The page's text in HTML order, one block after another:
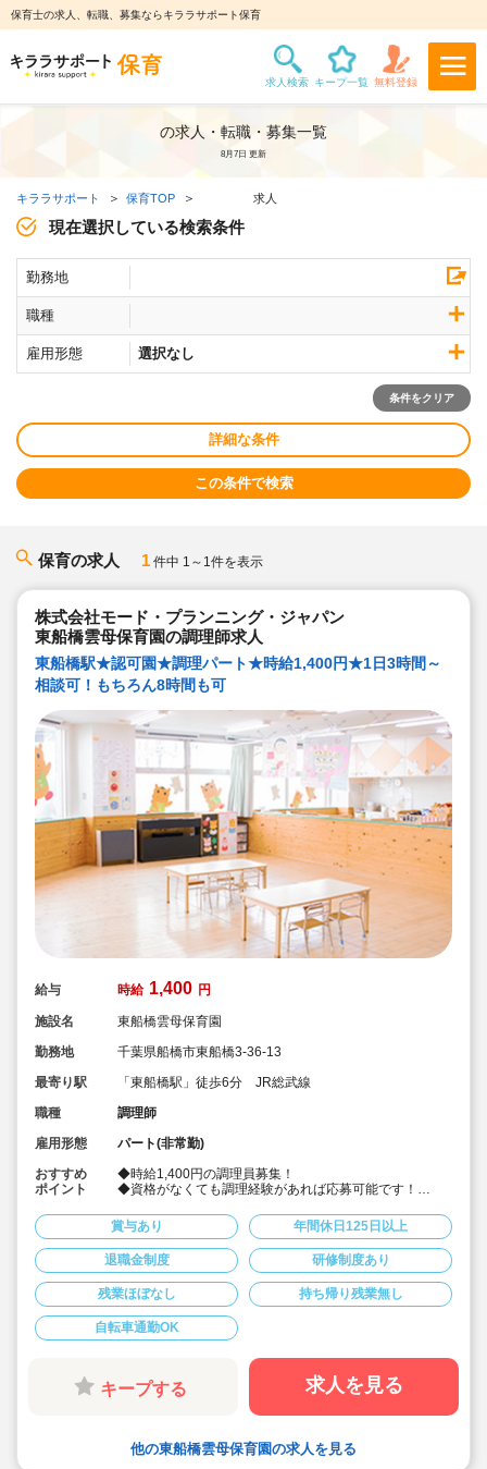
保育士の求人、転職、募集ならキララサポート保育
の求人・転職・募集一覧
8月7日 更新
キララサポート 保育TOP 求人
現在選択している検索条件
勤務地
職種
雇用形態 選択なし
条件をクリア
詳細な条件
この条件で検索
保育の求人 1 件中 1～1件を表示
株式会社モード・プランニング・ジャパン
東船橋雲母保育園の調理師求人
東船橋駅★認可園★調理パート★時給1,400円★1日3時間～
相談可！もちろん8時間も可
給与 時給 1,400 円
施設名
東船橋雲母保育園
勤務地
千葉県船橋市東船橋3-36-13
最寄り駅
「東船橋駅」徒歩6分 JR総武線
職種
調理師
雇用形態
パート(非常勤)
おすすめ
ポイント
◆時給1,400円の調理員募集！
◆資格がなくても調理経験があれば応募可能です！
献立にそって調理頂ける調理員の募集です！
◆雲母保育園は60名以下のコンパクトなサイズの園にな
りますので、食数も少なめです！
◆1日3時間の勤務から相談可能です！もちろん8時間の
勤務も相談可能！仕事もプライベートも両立出来ます。
◆残業なし！定時あがり！
◆日々の保育を大切に楽しくお仕事出来ます（行事準
備・書き物類軽減されています）
◆保育園での調理経験がある方大歓迎！病院や高齢者施
設での経験がある方も大歓迎です！
◆職員同士の協力を大切にしています！（先輩スタッフ
がサポートします！）
賞与あり 年間休日125日以上
退職金制度 研修制度あり
残業ほぼなし 持ち帰り残業無し
自転車通勤OK
キープする 求人を見る
他の東船橋雲母保育園の求人を見る